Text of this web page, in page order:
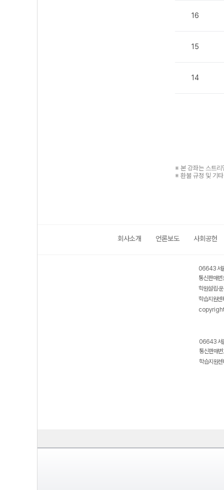
16
15
14
※ 본 강좌는 스트리
※ 환불 규정 및 기
회사소개 언론보도 사회공헌
06643 서
통신판매
학원설립·
학습지원
06643 서
통신판매
학습지원